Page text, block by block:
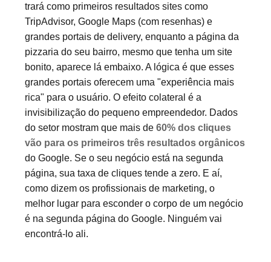
trará como primeiros resultados sites como
TripAdvisor, Google Maps (com resenhas) e
grandes portais de delivery, enquanto a página da
pizzaria do seu bairro, mesmo que tenha um site
bonito, aparece lá embaixo. A lógica é que esses
grandes portais oferecem uma "experiência mais
rica" para o usuário. O efeito colateral é a
invisibilização do pequeno empreendedor. Dados
do setor mostram que mais de 60% dos cliques
vão para os primeiros três resultados orgânicos
do Google. Se o seu negócio está na segunda
página, sua taxa de cliques tende a zero. E aí,
como dizem os profissionais de marketing, o
melhor lugar para esconder o corpo de um negócio
é na segunda página do Google. Ninguém vai
encontrá-lo ali.